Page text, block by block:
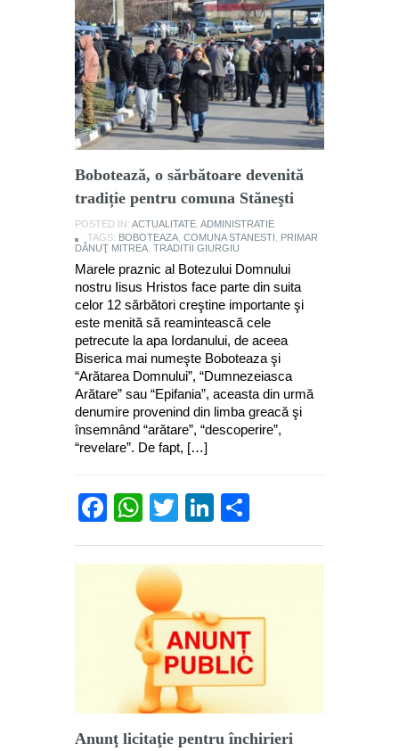
Bobotează, o sărbătoare devenită
tradiție pentru comuna Stăneşti
POSTED IN: ACTUALITATE ADMINISTRATIE
TAGS: BOBOTEAZA COMUNA STANESTI
PRIMAR
DĂNUŢ MITREA TRADITII GIURGIU
Marele praznic al Botezului Domnului
nostru Iisus Hristos face parte din suita
celor 12 sărbători creştine importante şi
este menită să reamintească cele
petrecute la apa Iordanului, de aceea
Biserica mai numeşte Boboteaza şi
“Arătarea Domnului”, “Dumnezeiasca
Arătare” sau “Epifania”, aceasta din urmă
denumire provenind din limba greacă şi
însemnând “arătare”, “descoperire”,
“revelare”. De fapt, […]
Facebook
WhatsApp
TwitterLinkedIn
Anunţ licitaţie pentru închirieri